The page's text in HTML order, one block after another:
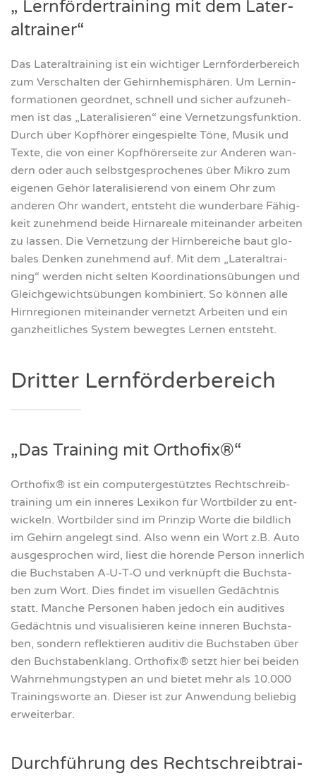
„ Lern­för­der­trai­ning mit dem Late­r­
al­trai­ner“
Das Late­r­al­trai­ning ist ein wich­ti­ger Lern­för­der­be­reich
zum Ver­schal­ten der Gehirn­he­mi­sphä­ren. Um Lern­in­
for­ma­tio­nen geord­net, schnell und sicher auf­zu­neh­
men ist das „Late­ra­li­sie­ren“ eine Ver­net­zungs­funk­ti­on.
Durch über Kopf­hö­rer ein­ge­spiel­te Töne, Musik und
Tex­te, die von einer Kopf­hö­rer­sei­te zur Ande­ren wan­
dern oder auch selbst­ge­spro­che­nes über Mikro zum
eige­nen Gehör late­ra­li­sie­rend von einem Ohr zum
ande­ren Ohr wan­dert, ent­steht die wun­der­ba­re Fähig­
keit zuneh­mend bei­de Hirn­area­le mit­ein­an­der arbei­ten
zu las­sen. Die Ver­net­zung der Hirn­be­rei­che baut glo­
ba­les Den­ken zuneh­mend auf. Mit dem „Late­r­al­trai­
ning“ wer­den nicht sel­ten Koor­di­na­ti­ons­übun­gen und
Gleich­ge­wichts­übun­gen kom­bi­niert. So kön­nen alle
Hirn­re­gio­nen mit­ein­an­der ver­netzt Arbei­ten und ein
ganz­heit­li­ches Sys­tem beweg­tes Ler­nen ent­steht.
Drit­ter Lern­för­der­be­reich
„Das Trai­ning mit Ortho­fix®“
Ortho­fix® ist ein com­pu­ter­ge­stütz­tes Recht­schreib­
trai­ning um ein inne­res Lexi­kon für Wort­bil­der zu ent­
wi­ckeln. Wort­bil­der sind im Prin­zip Wor­te die bild­lich
im Gehirn ange­legt sind. Also wenn ein Wort z.B. Auto
aus­ge­spro­chen wird, liest die hören­de Per­son inner­lich
die Buch­sta­ben A‑U-T‑O und ver­knüpft die Buch­sta­
ben zum Wort. Dies fin­det im visu­el­len Gedächt­nis
statt. Man­che Per­so­nen haben jedoch ein audi­tives
Gedächt­nis und visua­li­sie­ren kei­ne inne­ren Buch­sta­
ben, son­dern reflek­tie­ren audi­tiv die Buch­sta­ben über
den Buch­sta­ben­klang. Ortho­fix® setzt hier bei bei­den
Wahr­neh­mungs­ty­pen an und bie­tet mehr als 10.000
Trai­nings­wor­te an. Die­ser ist zur Anwen­dung belie­big
erwei­ter­bar.
Durch­füh­rung des Recht­schreib­trai­